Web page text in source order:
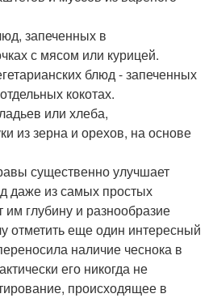
запеченных в
с мясом или курицей.
блюд - запеченных
кокотах.
или хлеба,
из зерна и орехов, на основе
существенно улучшает
даже из самых простых
им глубину и разнообразие
отметить еще один интересный
наличие чеснока в
его никогда не
происходящее в